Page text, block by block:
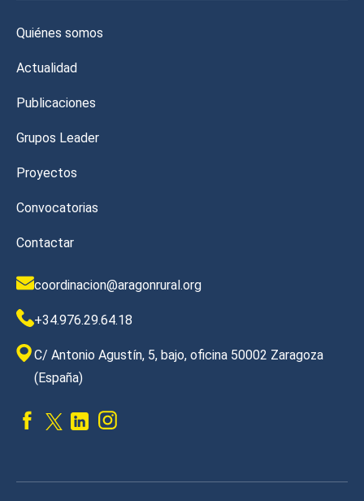
Quiénes somos
Actualidad
Publicaciones
Grupos Leader
Proyectos
Convocatorias
Contactar
coordinacion@aragonrural.org
+34.976.29.64.18
C/ Antonio Agustín, 5, bajo, oficina 50002 Zaragoza
(España)